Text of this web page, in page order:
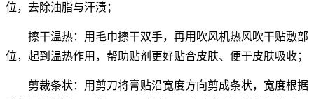
位，去除油脂与汗渍；
擦干温热：用毛巾擦干双手，再用吹风机热风吹干贴敷部
位，起到温热作用，帮助贴剂更好贴合皮肤、便于皮肤吸收；
剪裁条状：用剪刀将膏贴沿宽度方向剪成条状，宽度根据